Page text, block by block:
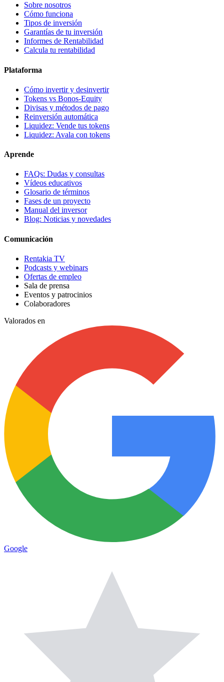
Sobre nosotros
Cómo funciona
Tipos de inversión
Garantías de tu inversión
Informes de Rentabilidad
Calcula tu rentabilidad
Plataforma
Cómo invertir y desinvertir
Tokens vs Bonos-Equity
Divisas y métodos de pago
Reinversión automática
Liquidez: Vende tus tokens
Liquidez: Avala con tokens
Aprende
FAQs: Dudas y consultas
Vídeos educativos
Glosario de términos
Fases de un proyecto
Manual del inversor
Blog: Noticias y novedades
Comunicación
Rentakia TV
Podcasts y webinars
Ofertas de empleo
Sala de prensa
Eventos y patrocinios
Colaboradores
Valorados en
Google